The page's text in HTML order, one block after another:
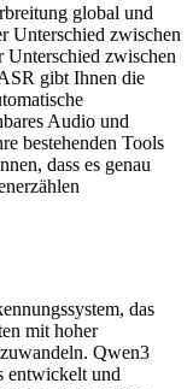
global und
Unterschied zwischen
Unterschied zwischen
gibt Ihnen die
Audio und
bestehenden Tools
dass es genau
das
mit hoher
Qwen3
entwickelt und